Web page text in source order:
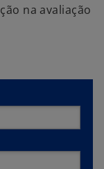
na avaliação